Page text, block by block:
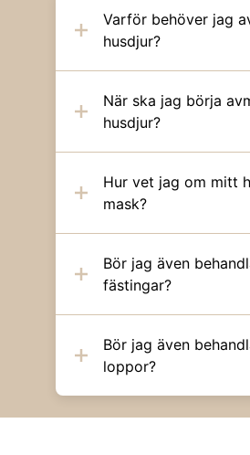
Varför behöver jag
husdjur?
När ska jag börja
husdjur?
Hur vet jag om mitt
mask?
Bör jag även
fästingar?
Bör jag även
loppor?